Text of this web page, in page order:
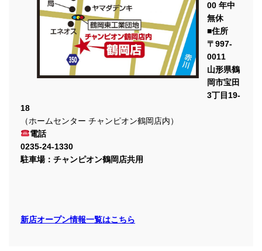
00 年中
無休
■住所
〒997-
0011
山形県鶴
岡市宝田
3丁目19-
18
（ホームセンター チャンピオン鶴岡店内）
電話
0235-24-1330
駐車場：チャンピオン鶴岡店共用
新店オープン情報一覧はこちら